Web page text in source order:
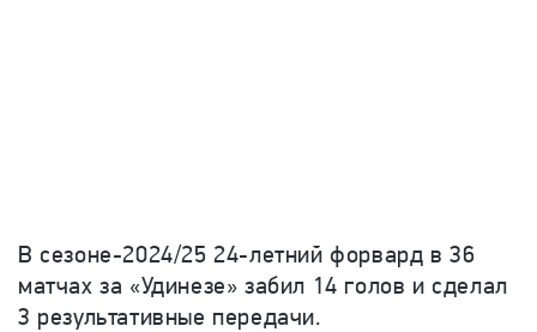
В сезоне-2024/25 24-летний форвард в 36
матчах за «Удинезе» забил 14 голов и сделал
3 результативные передачи.